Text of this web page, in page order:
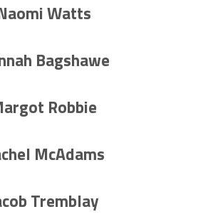
Watts
Bagshawe
Robbie
McAdams
Tremblay